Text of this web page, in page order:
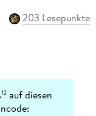
203 Lesepunkte
12 auf diesen